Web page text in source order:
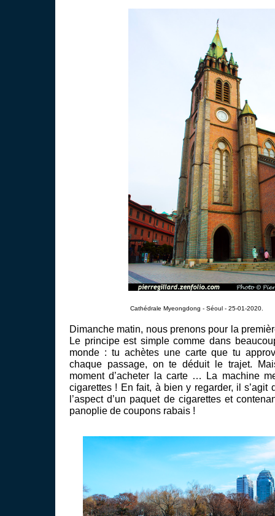
Cathédrale Myeongdong - Séoul - 25-01-2020.
Dimanche matin, nous prenons pour la
Le principe est simple comme dans
monde : tu achètes une carte que tu
chaque passage, on te déduit le trajet.
moment d’acheter la carte … La machine
cigarettes ! En fait, à bien y regarder, il s’agit
l’aspect d’un paquet de cigarettes et
panoplie de coupons rabais !